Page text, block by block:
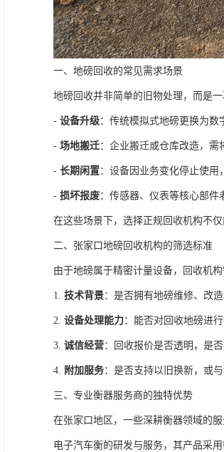
一、地磅回收的常见需求场景
地磅回收并非简单的旧物处理，而是
- 设备升级：传统模拟式地磅更换为数
- 场地搬迁：企业搬迁或仓库改造，需
- 长期闲置：设备因业务变化停止使用
- 损坏报废：传感器、仪表等核心部件
在这些场景下，选择正规回收机构不
二、张家口地磅回收机构的筛选标准
由于地磅属于精密计量设备，回收机
1. 技术背景：是否拥有地磅维修、改
2. 设备处理能力：能否对回收地磅进
3. 诚信经营：回收报价是否透明，是
4. 附加服务：是否支持以旧换新，或
三、专业衡器服务商的独特优势
在张家口地区，一些深耕衡器领域的
电子汽车衡的研发与服务，其产品采